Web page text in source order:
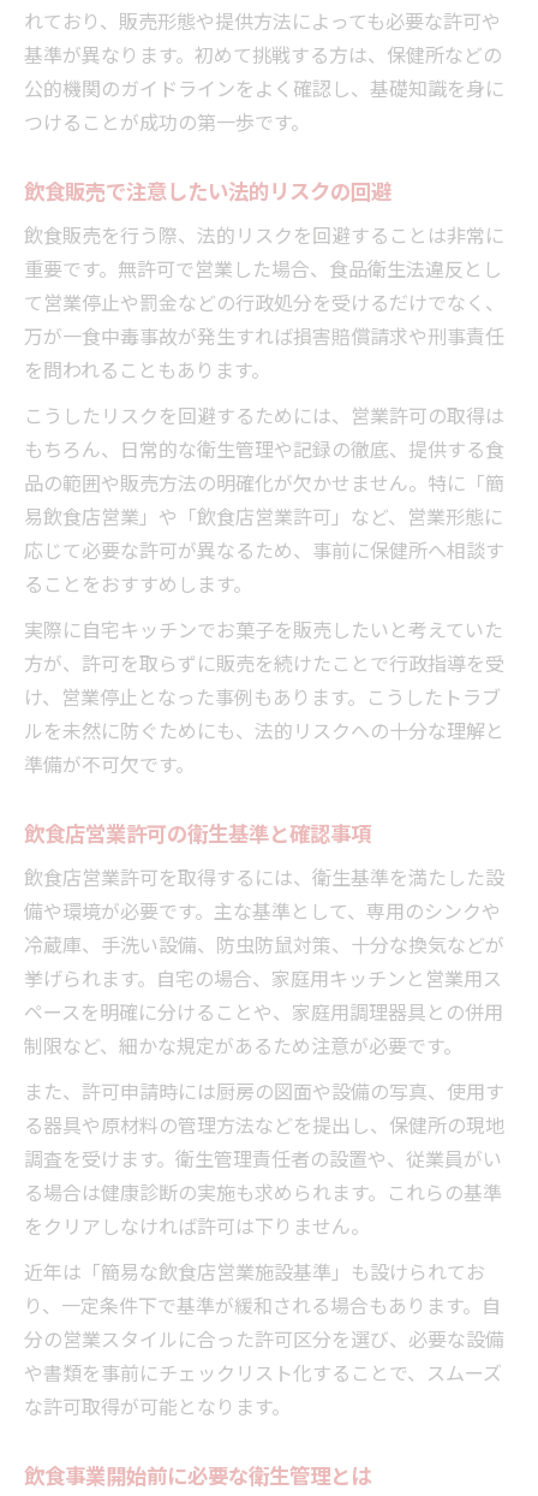
れており、販売形態や提供方法によっても必要な許可や
基準が異なります。初めて挑戦する方は、保健所などの
公的機関のガイドラインをよく確認し、基礎知識を身に
つけることが成功の第一歩です。
飲食販売で注意したい法的リスクの回避
飲食販売を行う際、法的リスクを回避することは非常に
重要です。無許可で営業した場合、食品衛生法違反とし
て営業停止や罰金などの行政処分を受けるだけでなく、
万が一食中毒事故が発生すれば損害賠償請求や刑事責任
を問われることもあります。
こうしたリスクを回避するためには、営業許可の取得は
もちろん、日常的な衛生管理や記録の徹底、提供する食
品の範囲や販売方法の明確化が欠かせません。特に「簡
易飲食店営業」や「飲食店営業許可」など、営業形態に
応じて必要な許可が異なるため、事前に保健所へ相談す
ることをおすすめします。
実際に自宅キッチンでお菓子を販売したいと考えていた
方が、許可を取らずに販売を続けたことで行政指導を受
け、営業停止となった事例もあります。こうしたトラブ
ルを未然に防ぐためにも、法的リスクへの十分な理解と
準備が不可欠です。
飲食店営業許可の衛生基準と確認事項
飲食店営業許可を取得するには、衛生基準を満たした設
備や環境が必要です。主な基準として、専用のシンクや
冷蔵庫、手洗い設備、防虫防鼠対策、十分な換気などが
挙げられます。自宅の場合、家庭用キッチンと営業用ス
ペースを明確に分けることや、家庭用調理器具との併用
制限など、細かな規定があるため注意が必要です。
また、許可申請時には厨房の図面や設備の写真、使用す
る器具や原材料の管理方法などを提出し、保健所の現地
調査を受けます。衛生管理責任者の設置や、従業員がい
る場合は健康診断の実施も求められます。これらの基準
をクリアしなければ許可は下りません。
近年は「簡易な飲食店営業施設基準」も設けられてお
り、一定条件下で基準が緩和される場合もあります。自
分の営業スタイルに合った許可区分を選び、必要な設備
や書類を事前にチェックリスト化することで、スムーズ
な許可取得が可能となります。
飲食事業開始前に必要な衛生管理とは